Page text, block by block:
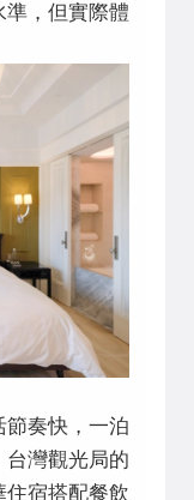
，但實際體
奏快，一泊
灣觀光局的
住宿搭配餐飲